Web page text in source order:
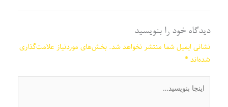
دیدگاه‌ خود را بنویسید
نشانی ایمیل شما منتشر نخواهد شد. بخش‌های موردنیاز علامت‌گذاری
شده‌اند*
اینجا
بنویسید…